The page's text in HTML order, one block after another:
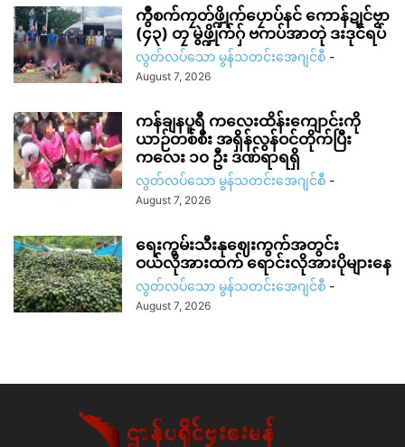
ကွဳစက်ကၠတ်ဖ္ဍိုက်ပၠောပ်နင် ကောန်ဍုင်ဗၟာ
(၄၃) တၠ မွဲဖ္ဍိုက်ဂှ် ဗကပ်အာတုဲ ဒးဒုင်ရပ်
လွတ်လပ်သော မွန်သတင်းအေဂျင်စီ -
August 7, 2026
ကန်ချနပူရီ ကလေးထိန်းကျောင်းကို
ယာဉ်တစ်စီး အရှိန်လွန်ဝင်တိုက်ပြီး
ကလေး ၁၀ ဦး ဒဏ်ရာရရှိ
လွတ်လပ်သော မွန်သတင်းအေဂျင်စီ -
August 7, 2026
ရေးကွမ်းသီးနုဈေးကွက်အတွင်း
ဝယ်လိုအားထက် ရောင်းလိုအားပိုများနေ
လွတ်လပ်သော မွန်သတင်းအေဂျင်စီ -
August 7, 2026